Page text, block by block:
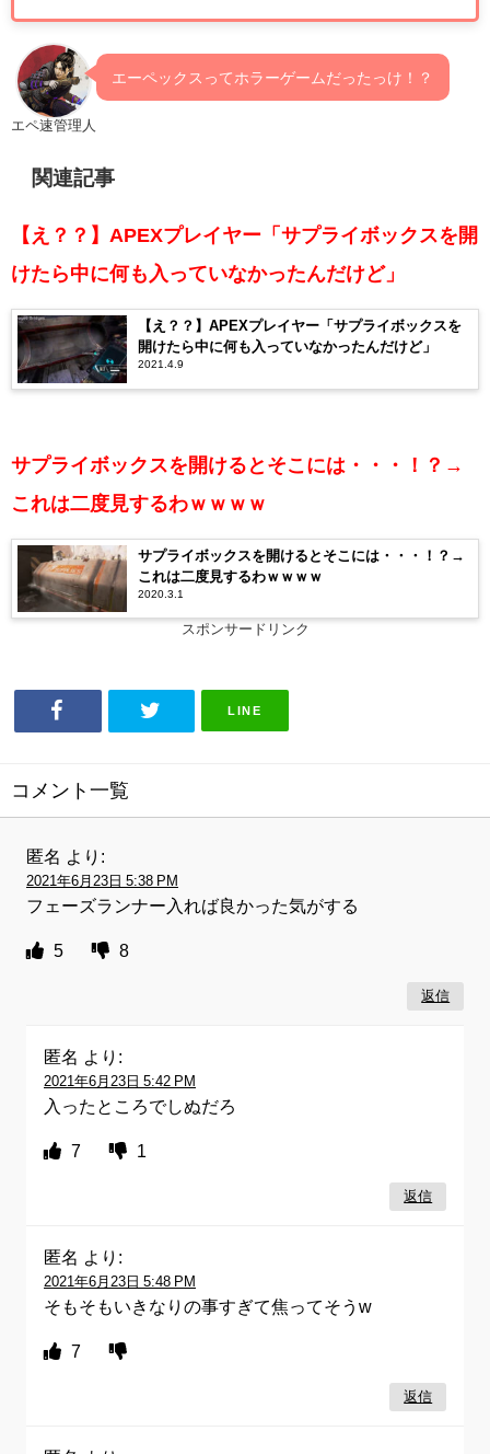
エペ速管理人
エーペックスってホラーゲームだったっけ！？
関連記事
【え？？】APEXプレイヤー「サプライボックスを開
けたら中に何も入っていなかったんだけど」
【え？？】APEXプレイヤー「サプライボックスを
開けたら中に何も入っていなかったんだけど」
2021.4.9
サプライボックスを開けるとそこには・・・！？→
これは二度見するわｗｗｗｗ
サプライボックスを開けるとそこには・・・！？→
これは二度見するわｗｗｗｗ
2020.3.1
スポンサードリンク
LINE
コメント一覧
匿名 より:
2021年6月23日 5:38 PM
フェーズランナー入れば良かった気がする
5 8
返信
匿名 より:
2021年6月23日 5:42 PM
入ったところでしぬだろ
7 1
返信
匿名 より:
2021年6月23日 5:48 PM
そもそもいきなりの事すぎて焦ってそうw
7
返信